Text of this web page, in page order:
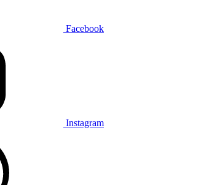
Facebook
Instagram